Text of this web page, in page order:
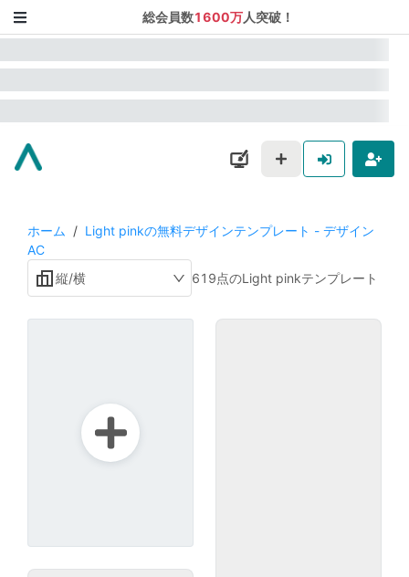
総会員数1600万人突破！
ホーム / Light pinkの無料デザインテンプレート - デザイン
AC
縦/横
619点のLight pinkテンプレート